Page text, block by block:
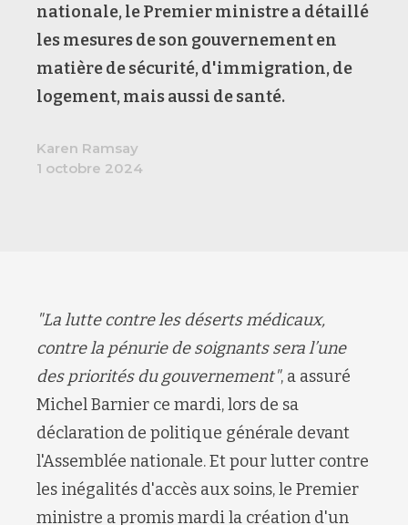
nationale, le Premier ministre a détaillé
les mesures de son gouvernement en
matière de sécurité, d'immigration, de
logement, mais aussi de santé.
Karen Ramsay
1 octobre 2024
"La lutte contre les déserts médicaux,
contre la pénurie de soignants sera l’une
des priorités du gouvernement", a assuré
Michel Barnier ce mardi, lors de sa
déclaration de politique générale devant
l'Assemblée nationale. Et pour lutter contre
les inégalités d'accès aux soins, le Premier
ministre a promis mardi la création d'un